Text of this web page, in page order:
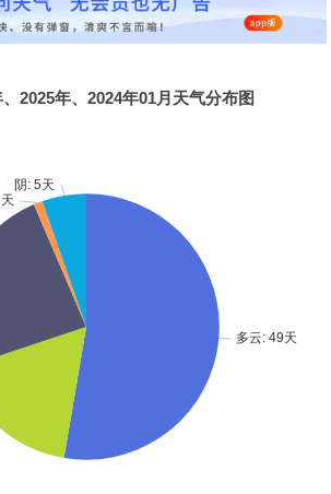
2025年、2024年01月天气分布图